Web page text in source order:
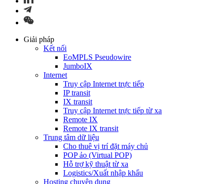
Giải pháp
Kết nối
EoMPLS Pseudowire
JumboIX
Internet
Truy cập Internet trực tiếp
IP transit
IX transit
Truy cập Internet trực tiếp từ xa
Remote IX
Remote IX transit
Trung tâm dữ liệu
Cho thuê vị trí đặt máy chủ
POP ảo (Virtual POP)
Hỗ trợ kỹ thuật từ xa
Logistics/Xuất nhập khẩu
Hosting chuyên dụng